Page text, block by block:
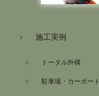
施工実例
トータル外構
駐車場・カーポート